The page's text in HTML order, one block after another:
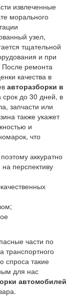
извлеченные
морального
узел,
тщательной
и при
После ремонта
качества в
авторазборки в
до 30 дней, в
запчасти или
также укажет
и
что
аккуратно
перспективу
части по
транспортного
спроса такие
для нас
автомобилей